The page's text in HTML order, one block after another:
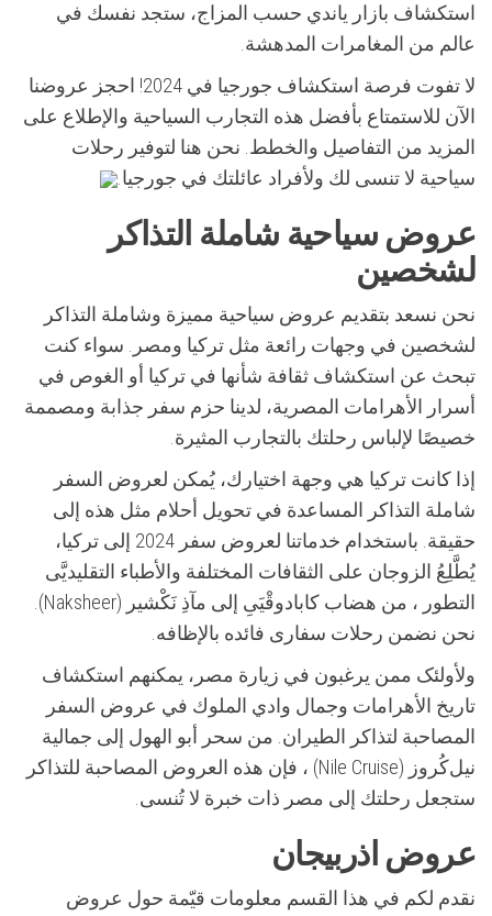
استكشاف بازار ياندي حسب المزاج، ستجد نفسك في
عالم من المغامرات المدهشة.
لا تفوت فرصة استكشاف جورجيا في 2024! احجز عروضنا
الآن للاستمتاع بأفضل هذه التجارب السياحية والإطلاع على
المزيد من التفاصيل والخطط. نحن هنا لتوفير رحلات
سياحية لا تنسى لك ولأفراد عائلتك في جورجيا.
عروض سياحية شاملة التذاكر
لشخصين
نحن نسعد بتقديم عروض سياحية مميزة وشاملة التذاكر
لشخصين في وجهات رائعة مثل تركيا ومصر. سواء كنت
تبحث عن استكشاف ثقافة شأنها في تركيا أو الغوص في
أسرار الأهرامات المصرية، لدينا حزم سفر جذابة ومصممة
خصيصًا لإلباس رحلتك بالتجارب المثيرة.
إذا كانت تركيا هي وجهة اختيارك، يُمكن لعروض السفر
شاملة التذاكر المساعدة في تحويل أحلام مثل هذه إلى
حقيقة. باستخدام خدماتنا لعروض سفر 2024 إلى تركيا،
يُطَّلِعُ الزوجان على الثقافات المختلفة والأطباء التقليديَّى
التطور ، من هضاب كابادوقْیَىِ إلى مآذِ نَکْشير (Naksheer).
نحن نضمن رحلات سفاری فائده بالإظافه.
ولأولئک ممن يرغبون في زيارة مصر، يمكنهم استكشاف
تاريخ الأهرامات وجمال وادي الملوك في عروض السفر
المصاحبة لتذاكر الطيران. من سحر أبو الهول إلى جمالية
نيل‌کُروز (Nile Cruise) ، فإن هذه العروض المصاحبة للتذاكر
ستجعل رحلتك إلى مصر ذات خبرة لا تُنسى.
عروض اذربيجان
نقدم لكم في هذا القسم معلومات قيّمة حول عروض